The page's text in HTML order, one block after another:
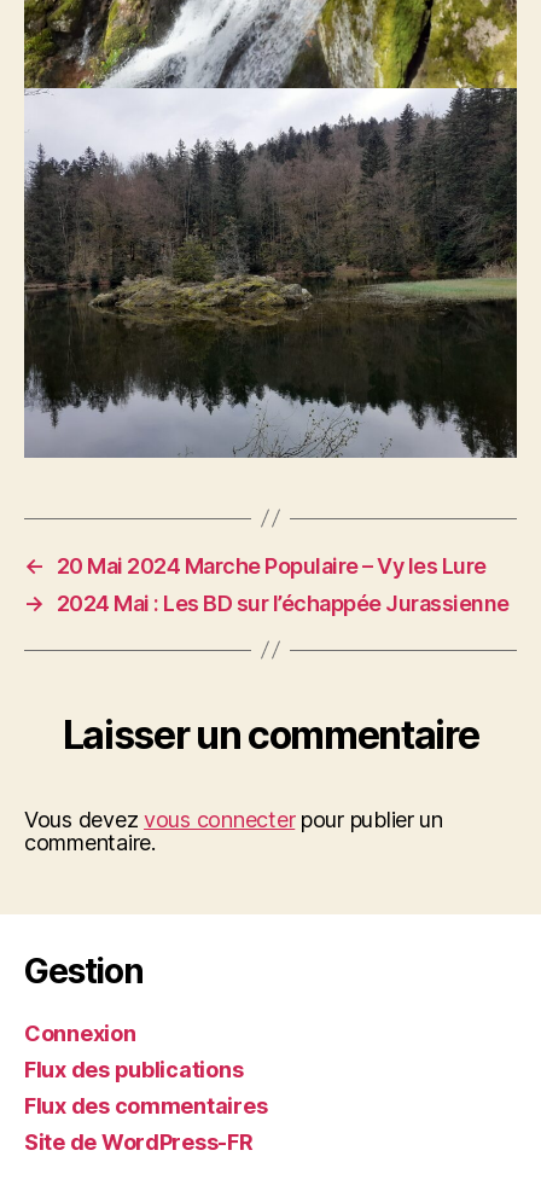
←
20 Mai 2024 Marche Populaire – Vy les Lure
→
2024 Mai : Les BD sur l’échappée Jurassienne
Laisser un commentaire
Vous devezvous connecterpour publier un
commentaire.
Gestion
Connexion
Flux des publications
Flux des commentaires
Site de WordPress-FR